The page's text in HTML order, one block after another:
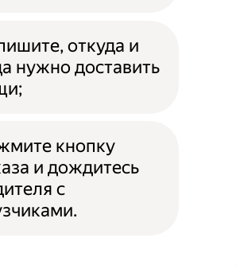
откуда и
нужно доставить
кнопку
и дождитесь
с